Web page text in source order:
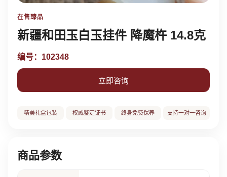
在售臻品
新疆和田玉白玉挂件 降魔杵 14.8克
编号：102348
立即咨询
精美礼盒包装 权威鉴定证书 终身免费保养 支持一对一咨询
商品参数